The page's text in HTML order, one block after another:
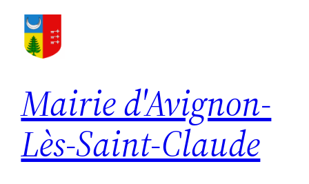
Aller
contenu
Mairie d'Avignon-
Lès-Saint-Claude